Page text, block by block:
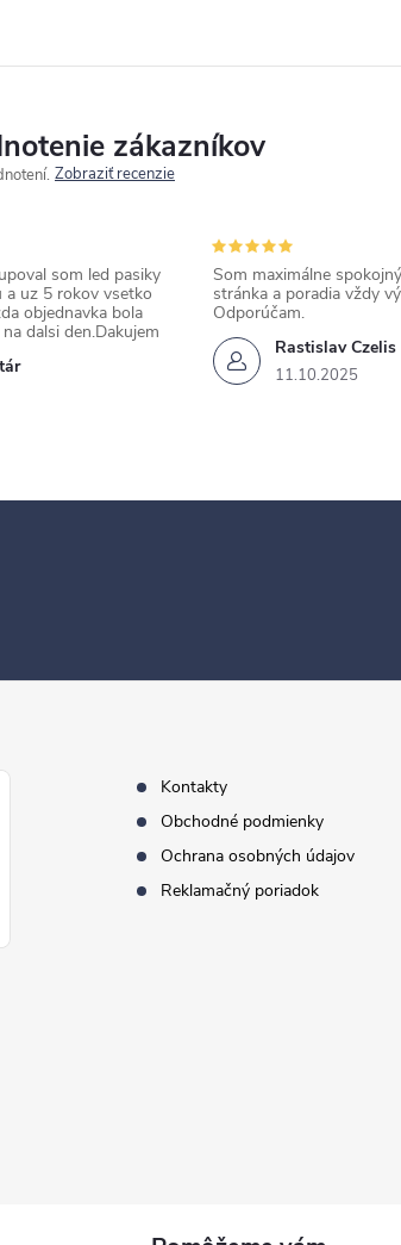
zákazníkov
Zobraziť recenzie
som led pasiky
a uz 5 rokov vsetko
objednavka bola
dalsi den.Dakujem
Rastislav Czelis
11.10.2025
Som maximálne
stránka a poradia vždy
Odporúčam.
Kontakty
Obchodné podmienky
Ochrana osobných údajov
Reklamačný poriadok